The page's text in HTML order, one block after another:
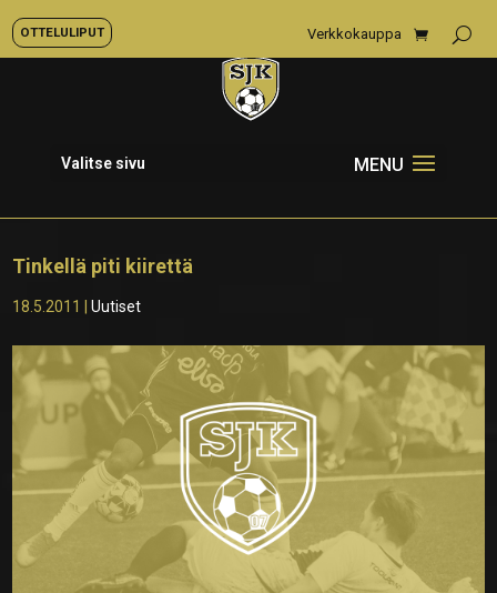
OTTELULIPUT Verkkokauppa
Valitse sivu
Tinkellä piti kiirettä
18.5.2011 |Uutiset